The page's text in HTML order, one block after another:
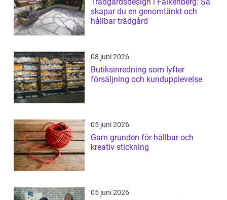
Trädgårdsdesign i Falkenberg: Så
skapar du en genomtänkt och
hållbar trädgård
08 juni 2026
Butiksinredning som lyfter
försäljning och kundupplevelse
05 juni 2026
Garn grunden för hållbar och
kreativ stickning
05 juni 2026